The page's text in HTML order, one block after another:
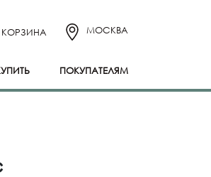
КОРЗИНА МОСКВА
ПОКУПАТЕЛЯМ